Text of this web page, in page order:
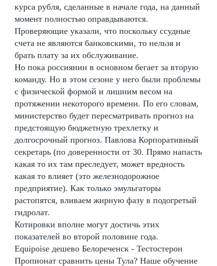
курса рубля, сделанные в начале года, на данный
момент полностью оправдываются.
Проверяющие указали, что поскольку ссудные
счета не являются банковскими, то нельзя и
брать плату за их обслуживание.
Но пока россиянин в основном бегает за вторую
команду. Но в этом сезоне у него были проблемы
с физической формой и лишним весом на
протяжении некоторого времени. По его словам,
министерство будет пересматривать прогноз на
предстоящую бюджетную трехлетку и
долгосрочный прогноз. Павлова Корпоративный
секретарь (по доверенности от 30. Прямо напасть
какая то их там преследует, может вредность
какая то влияет (это железнодорожное
предприятие). Как только эмульгаторы
растопятся, вливаем жирную фазу в подогретый
гидролат.
Котировки вполне могут достичь этих
показателей во второй половине года.
Equipoise дешево Белореченск - Тестостерон
Пропионат сравнить цены Тула? Наше обучение